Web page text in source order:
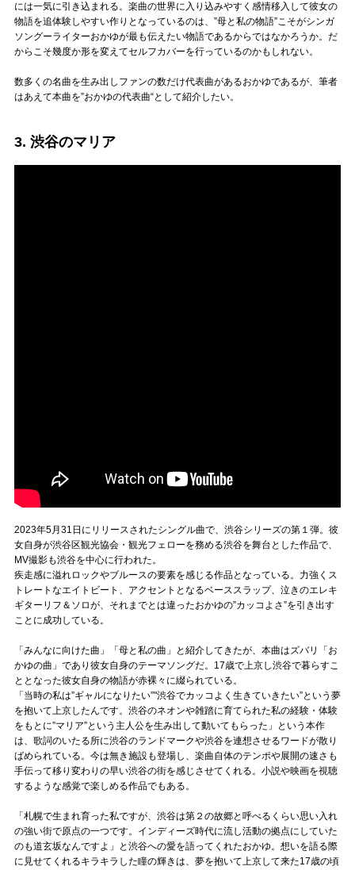
には一気に引き込まれる。楽曲の世界に入り込みやすく感情移入して彼女の
物語を追体験しやすい作りとなっているのは、”母と私の物語”こそがシンガ
ソングーライターおかゆが最も伝えたい物語であるからではなかろうか。だ
からこそ幾度か形を変えてセルフカバーを行っているのかもしれない。
数多くの名曲を生み出しファンの数だけ代表曲があるおかゆであるが、筆者
はあえて本曲を”おかゆの代表曲“として紹介したい。
3. 渋谷のマリア
2023年5月31日にリリースされたシングル曲で、渋谷シリーズの第１弾。彼
女自身が渋谷区観光協会・観光フェローを務める渋谷を舞台とした作品で、
MV撮影も渋谷を中心に行われた。
疾走感に溢れロックやブルースの要素を感じる作品となっている。力強くス
トレートなエイトビート、アクセントとなるベーススラップ、泣きのエレキ
ギターリフ＆ソロが、それまでとは違ったおかゆの”カッコよさ”を引き出す
ことに成功している。
「みんなに向けた曲」「母と私の曲」と紹介してきたが、本曲はズバリ「お
かゆの曲」であり彼女自身のテーマソングだ。17歳で上京し渋谷で暮らすこ
ととなった彼女自身の物語が赤裸々に綴られている。
「当時の私は”ギャルになりたい”"渋谷でカッコよく生きていきたい”という夢
を抱いて上京したんです。渋谷のネオンや雑踏に育てられた私の経験・体験
をもとに”マリア”という主人公を生み出して動いてもらった」という本作
は、歌詞のいたる所に渋谷のランドマークや渋谷を連想させるワードが散り
ばめられている。今は無き施設も登場し、楽曲自体のテンポや展開の速さも
手伝って移り変わりの早い渋谷の街を感じさせてくれる。小説や映画を視聴
するような感覚で楽しめる作品でもある。
「札幌で生まれ育った私ですが、渋谷は第２の故郷と呼べるくらい思い入れ
の強い街で原点の一つです。インディーズ時代に流し活動の拠点にしていた
のも道玄坂なんですよ」と渋谷への愛を語ってくれたおかゆ。想いを語る際
に見せてくれるキラキラした瞳の輝きは、夢を抱いて上京して来た17歳の頃